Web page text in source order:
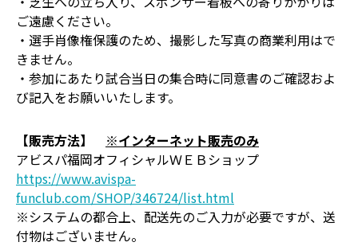
ご遠慮ください。
・選手肖像権保護のため、撮影した写真の商業利用はで
きません。
・参加にあたり試合当日の集合時に同意書のご確認およ
び記入をお願いいたします。
【販売方法】 ※インターネット販売のみ
アビスパ福岡オフィシャルＷＥＢショップ
https://www.avispa-
funclub.com/SHOP/346724/list.html
※システムの都合上、配送先のご入力が必要ですが、送
付物はございません。